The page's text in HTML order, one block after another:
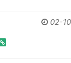
02-10